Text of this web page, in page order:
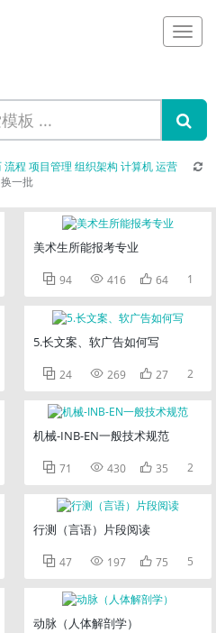
流程 项目管理 组织架构 计算机运营
换一批
美术生所能报考专业
 94  416  64 1
5.长文案、软广告如何写
 24  269  27 2
机械-INB-EN一般技术规范
 71  430  35 2
行测（言语）片段阅读
 47  197  75 5
动脉（人体解剖学）